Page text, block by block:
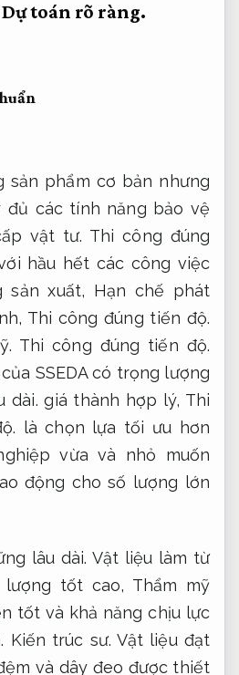
Dự toán rõ ràng.
sản phẩm cơ bản nhưng
đủ các tính năng bảo vệ
vật tư. Thi công đúng
hầu hết các công việc
sản xuất, Hạn chế phát
Thi công đúng tiến độ.
Thi công đúng tiến độ.
SSEDA có trọng lượng
dài. giá thành hợp lý, Thi
là chọn lựa tối ưu hơn
vừa và nhỏ muốn
động cho số lượng lớn
lâu dài. Vật liệu làm từ
lượng tốt cao, Thẩm mỹ
tốt và khả năng chịu lực
Kiến trúc sư. Vật liệu đạt
và dây đeo được thiết